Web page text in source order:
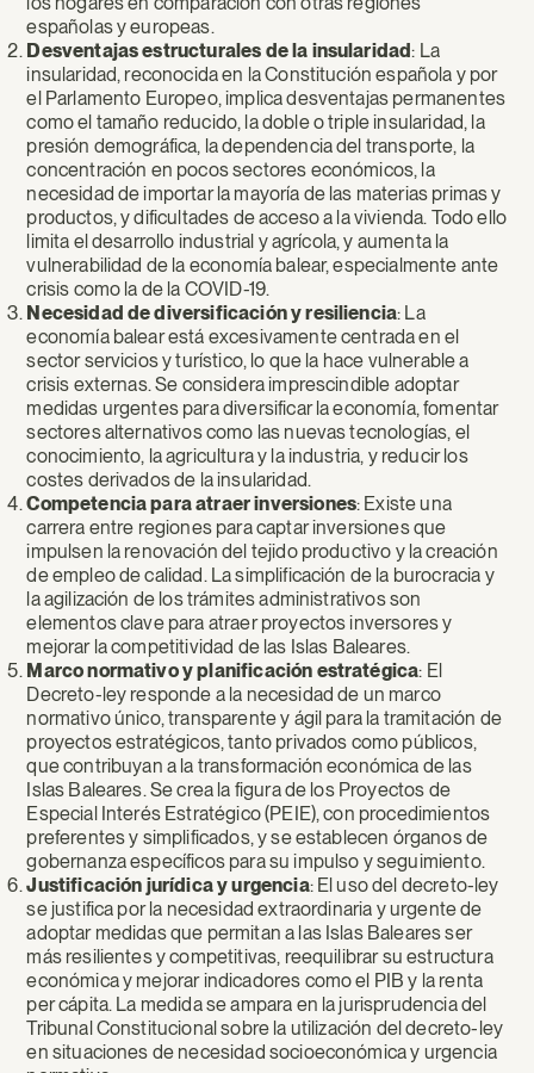
españolas y europeas.
Desventajas estructurales de la insularidad: La
insularidad, reconocida en la Constitución española y por
el Parlamento Europeo, implica desventajas permanentes
como el tamaño reducido, la doble o triple insularidad, la
presión demográfica, la dependencia del transporte, la
concentración en pocos sectores económicos, la
necesidad de importar la mayoría de las materias primas y
productos, y dificultades de acceso a la vivienda. Todo ello
limita el desarrollo industrial y agrícola, y aumenta la
vulnerabilidad de la economía balear, especialmente ante
crisis como la de la COVID-19.
Necesidad de diversificación y resiliencia: La
economía balear está excesivamente centrada en el
sector servicios y turístico, lo que la hace vulnerable a
crisis externas. Se considera imprescindible adoptar
medidas urgentes para diversificar la economía, fomentar
sectores alternativos como las nuevas tecnologías, el
conocimiento, la agricultura y la industria, y reducir los
costes derivados de la insularidad.
Competencia para atraer inversiones: Existe una
carrera entre regiones para captar inversiones que
impulsen la renovación del tejido productivo y la creación
de empleo de calidad. La simplificación de la burocracia y
la agilización de los trámites administrativos son
elementos clave para atraer proyectos inversores y
mejorar la competitividad de las Islas Baleares.
Marco normativo y planificación estratégica: El
Decreto-ley responde a la necesidad de un marco
normativo único, transparente y ágil para la tramitación de
proyectos estratégicos, tanto privados como públicos,
que contribuyan a la transformación económica de las
Islas Baleares. Se crea la figura de los Proyectos de
Especial Interés Estratégico (PEIE), con procedimientos
preferentes y simplificados, y se establecen órganos de
gobernanza específicos para su impulso y seguimiento.
Justificación jurídica y urgencia: El uso del decreto-ley
se justifica por la necesidad extraordinaria y urgente de
adoptar medidas que permitan a las Islas Baleares ser
más resilientes y competitivas, reequilibrar su estructura
económica y mejorar indicadores como el PIB y la renta
per cápita. La medida se ampara en la jurisprudencia del
Tribunal Constitucional sobre la utilización del decreto-ley
en situaciones de necesidad socioeconómica y urgencia